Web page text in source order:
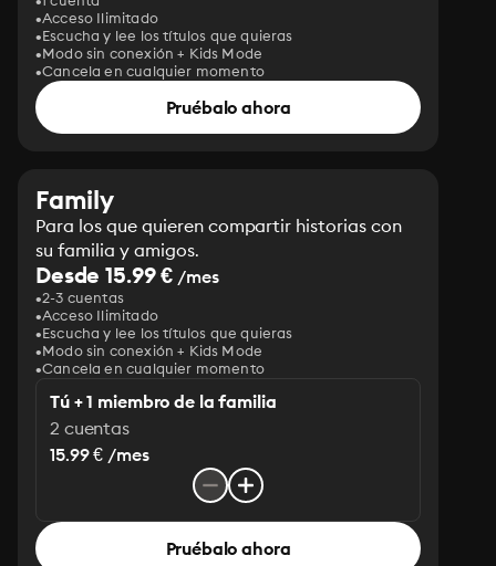
Acceso Ilimitado
Escucha y lee los títulos que quieras
Modo sin conexión + Kids Mode
Cancela en cualquier momento
Pruébalo ahora
Family
Para los que quieren compartir historias con
su familia y amigos.
Desde 15.99 € /mes
2-3 cuentas
Acceso Ilimitado
Escucha y lee los títulos que quieras
Modo sin conexión + Kids Mode
Cancela en cualquier momento
Tú + 1 miembro de la familia
2 cuentas
15.99 € /mes
Pruébalo ahora